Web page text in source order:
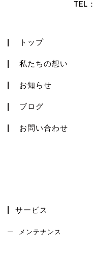
TEL：
トップ
私たちの想い
お知らせ
ブログ
お問い合わせ
サービス
メンテナンス